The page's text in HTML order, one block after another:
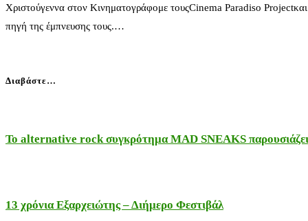
Χριστούγεννα στον Κινηματογράφομε τουςCinema Paradiso
πηγή της έμπνευσης τους.…
Διαβάστε…
Το alternative rock συγκρότημα MAD SNEAKS
13 χρόνια Εξαρχειώτης – Διήμερο Φεστιβάλ